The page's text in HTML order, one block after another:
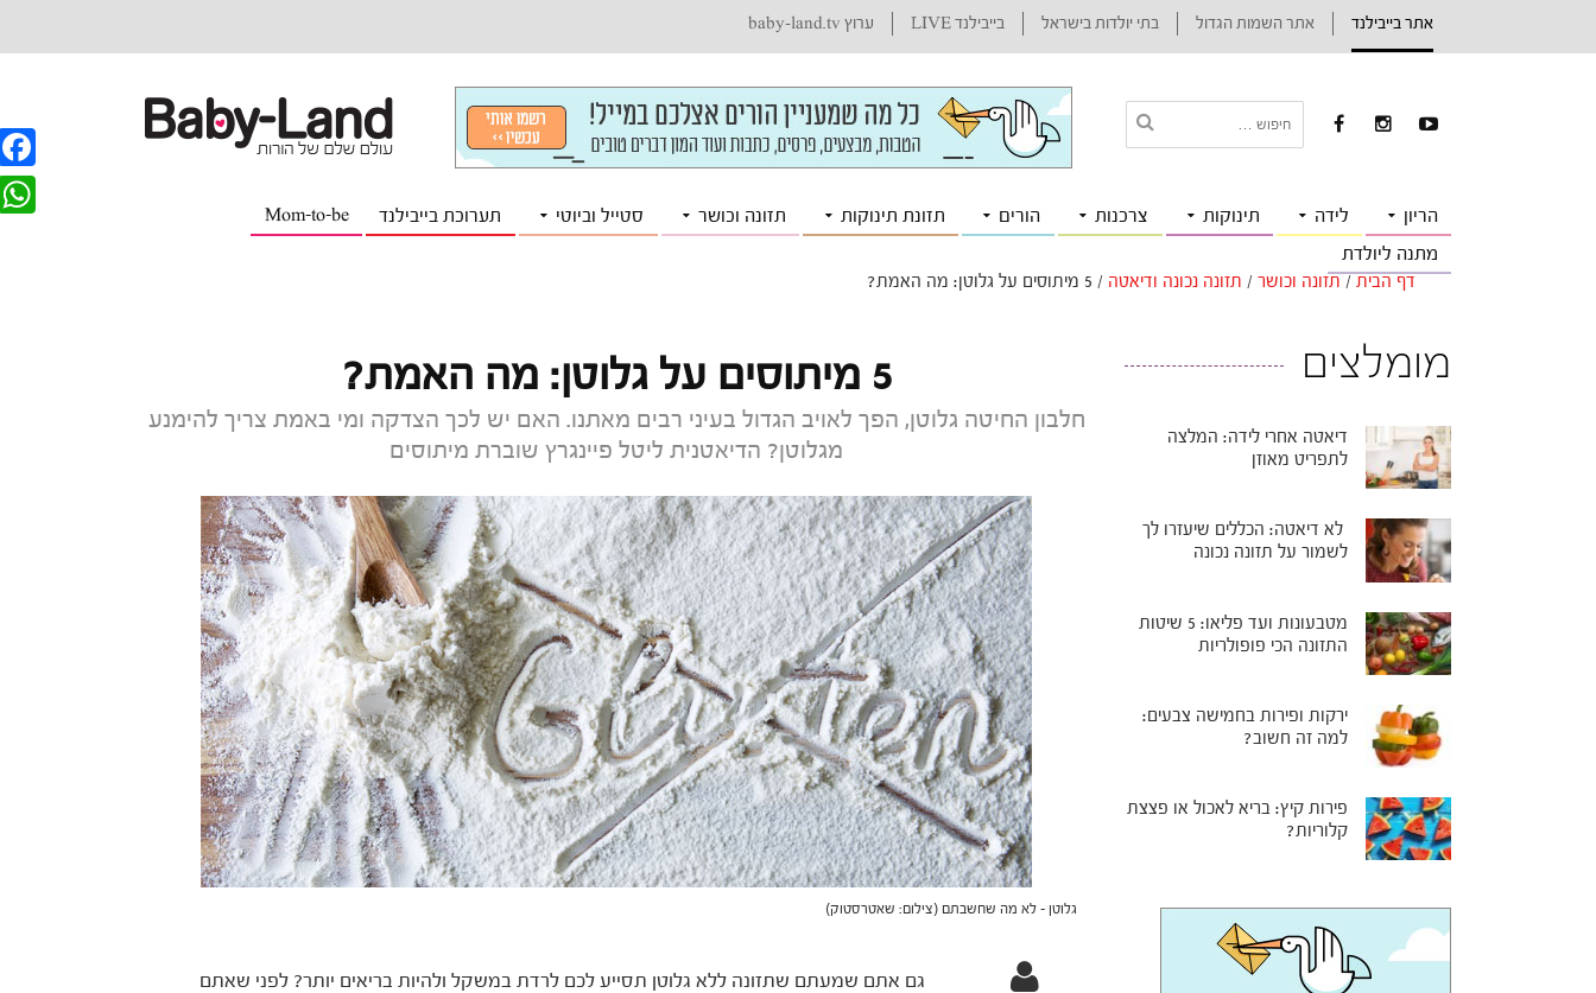
אתר בייבילנד אתר השמות הגדול בתי יולדות בישראל בייבילנד LIVE ערוץ baby-land.tv
הריון לידה תינוקות צרכנות הורים תזונת תינוקות תזונה וכושר סטייל וביוטי תערוכת בייבילנד Mom-to-be
מתנה ליולדת
דף הבית / תזונה וכושר / תזונה נכונה ודיאטה / 5 מיתוסים על גלוטן: מה האמת?
5 מיתוסים על גלוטן: מה האמת?
חלבון החיטה גלוטן, הפך לאויב הגדול בעיני רבים מאתנו. האם יש לכך הצדקה ומי באמת צריך להימנע
מגלוטן? הדיאטנית ליטל פיינגרץ שוברת מיתוסים
גלוטן - לא מה שחשבתם (צילום: שאטרסטוק)
גם אתם שמעתם שתזונה ללא גלוטן תסייע לכם לרדת במשקל ולהיות בריאים יותר? לפני שאתם
מומלצים
דיאטה אחרי לידה: המלצה
לתפריט מאוזן
לא דיאטה: הכללים שיעזרו לך
לשמור על תזונה נכונה
מטבעונות ועד פליאו: 5 שיטות
התזונה הכי פופולריות
ירקות ופירות בחמישה צבעים:
למה זה חשוב?
פירות קיץ: בריא לאכול או פצצת
קלוריות?
F